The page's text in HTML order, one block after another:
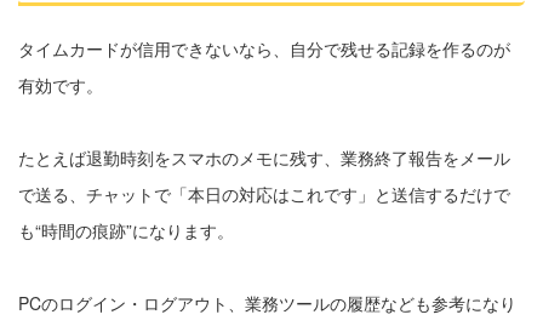
タイムカードが信用できないなら、自分で残せる記録を作るのが
有効です。
たとえば退勤時刻をスマホのメモに残す、業務終了報告をメール
で送る、チャットで「本日の対応はこれです」と送信するだけで
も“時間の痕跡”になります。
PCのログイン・ログアウト、業務ツールの履歴なども参考になり